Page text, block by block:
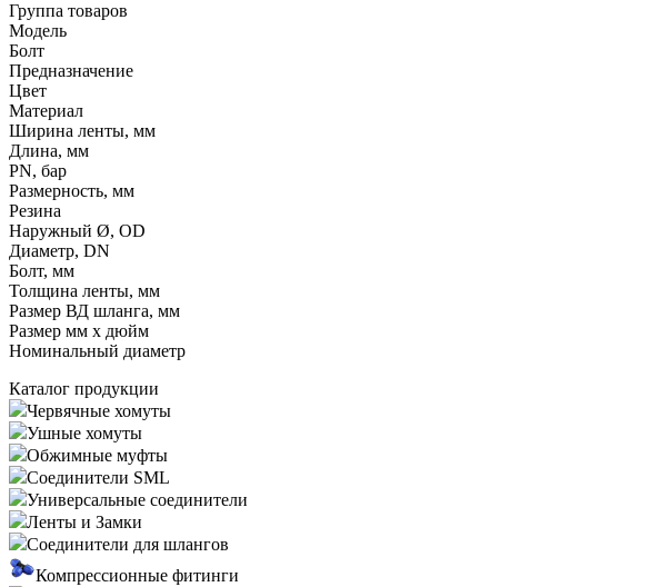
Группа товаров
Модель
Болт
Предназначение
Цвет
Материал
Ширина ленты, мм
Длина, мм
PN, бар
Размерность, мм
Резина
Наружный Ø, OD
Диаметр, DN
Болт, мм
Толщина ленты, мм
Размер ВД шланга, мм
Размер мм x дюйм
Номинальный диаметр
Каталог продукции
Червячные хомуты
Ушные хомуты
Обжимные муфты
Соединители SML
Универсальные соединители
Ленты и Замки
Соединители для шлангов
Компрессионные фитинги